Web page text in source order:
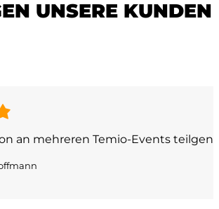
UNSERE KUNDEN
an mehreren Temio-Events